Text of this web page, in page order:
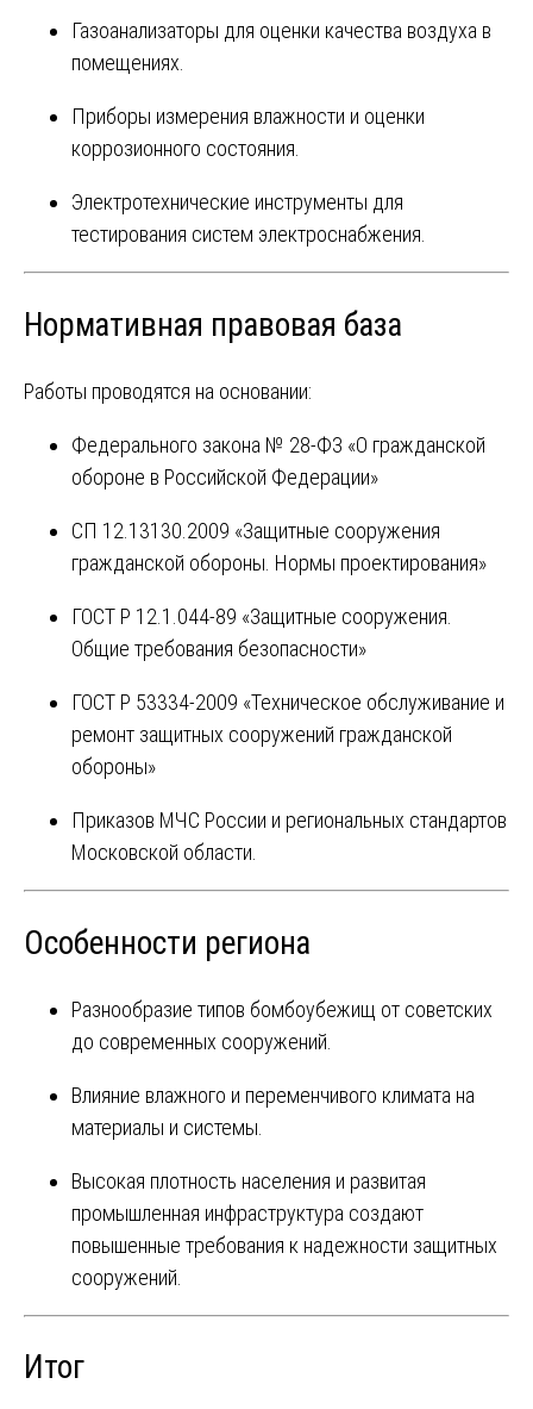
Газоанализаторы для оценки качества воздуха в
помещениях.
Приборы измерения влажности и оценки
коррозионного состояния.
Электротехнические инструменты для
тестирования систем электроснабжения.
Нормативная правовая база
Работы проводятся на основании:
Федерального закона № 28-ФЗ «О гражданской
обороне в Российской Федерации»
СП 12.13130.2009 «Защитные сооружения
гражданской обороны. Нормы проектирования»
ГОСТ Р 12.1.044-89 «Защитные сооружения.
Общие требования безопасности»
ГОСТ Р 53334-2009 «Техническое обслуживание и
ремонт защитных сооружений гражданской
обороны»
Приказов МЧС России и региональных стандартов
Московской области.
Особенности региона
Разнообразие типов бомбоубежищ от советских
до современных сооружений.
Влияние влажного и переменчивого климата на
материалы и системы.
Высокая плотность населения и развитая
промышленная инфраструктура создают
повышенные требования к надежности защитных
сооружений.
Итог